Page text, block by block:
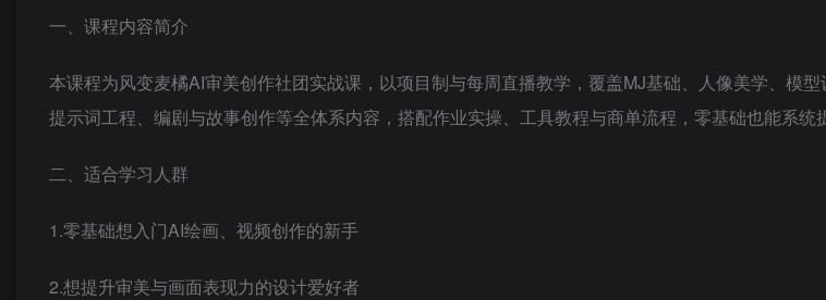
一、课程内容简介
本课程为风变麦橘AI审美创作社团实战课，以项目制与每周直播教学，覆盖MJ基础、人像美学、模
提示词工程、编剧与故事创作等全体系内容，搭配作业实操、工具教程与商单流程，零基础也能系统
二、适合学习人群
1.零基础想入门AI绘画、视频创作的新手
2.想提升审美与画面表现力的设计爱好者